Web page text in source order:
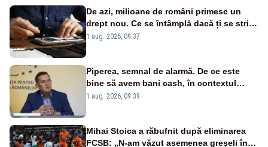
De azi, milioane de români primesc un
drept nou. Ce se întâmplă dacă ți se strică
un produs
1 aug. 2026, 09:37
Piperea, semnal de alarmă. De ce este
bine să avem bani cash, în contextul
alertei energetice?
1 aug. 2026, 09:39
Mihai Stoica a răbufnit după eliminarea
FCSB: „N-am văzut asemenea greșeli în